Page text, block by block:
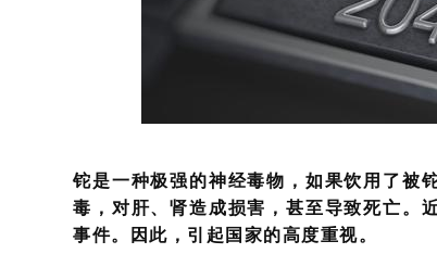
铊是一种极强的神经毒物，如果饮用了被
毒，对肝、肾造成损害，甚至导致死亡。
事件。因此，引起国家的高度重视。